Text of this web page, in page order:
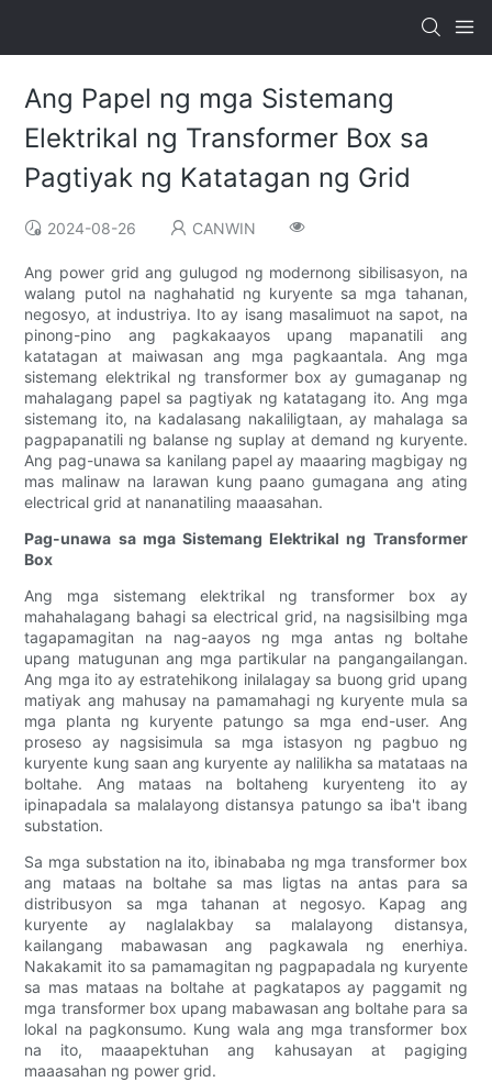
Ang Papel ng mga Sistemang
Elektrikal ng Transformer Box sa
Pagtiyak ng Katatagan ng Grid
2024-08-26 CANWIN
Ang power grid ang gulugod ng modernong sibilisasyon, na
walang putol na naghahatid ng kuryente sa mga tahanan,
negosyo, at industriya. Ito ay isang masalimuot na sapot, na
pinong-pino ang pagkakaayos upang mapanatili ang
katatagan at maiwasan ang mga pagkaantala. Ang mga
sistemang elektrikal ng transformer box ay gumaganap ng
mahalagang papel sa pagtiyak ng katatagang ito. Ang mga
sistemang ito, na kadalasang nakaliligtaan, ay mahalaga sa
pagpapanatili ng balanse ng suplay at demand ng kuryente.
Ang pag-unawa sa kanilang papel ay maaaring magbigay ng
mas malinaw na larawan kung paano gumagana ang ating
electrical grid at nananatiling maaasahan.
Pag-unawa sa mga Sistemang Elektrikal ng Transformer
Box
Ang mga sistemang elektrikal ng transformer box ay
mahahalagang bahagi sa electrical grid, na nagsisilbing mga
tagapamagitan na nag-aayos ng mga antas ng boltahe
upang matugunan ang mga partikular na pangangailangan.
Ang mga ito ay estratehikong inilalagay sa buong grid upang
matiyak ang mahusay na pamamahagi ng kuryente mula sa
mga planta ng kuryente patungo sa mga end-user. Ang
proseso ay nagsisimula sa mga istasyon ng pagbuo ng
kuryente kung saan ang kuryente ay nalilikha sa matataas na
boltahe. Ang mataas na boltaheng kuryenteng ito ay
ipinapadala sa malalayong distansya patungo sa iba't ibang
substation.
Sa mga substation na ito, ibinababa ng mga transformer box
ang mataas na boltahe sa mas ligtas na antas para sa
distribusyon sa mga tahanan at negosyo. Kapag ang
kuryente ay naglalakbay sa malalayong distansya,
kailangang mabawasan ang pagkawala ng enerhiya.
Nakakamit ito sa pamamagitan ng pagpapadala ng kuryente
sa mas mataas na boltahe at pagkatapos ay paggamit ng
mga transformer box upang mabawasan ang boltahe para sa
lokal na pagkonsumo. Kung wala ang mga transformer box
na ito, maaapektuhan ang kahusayan at pagiging
maaasahan ng power grid.